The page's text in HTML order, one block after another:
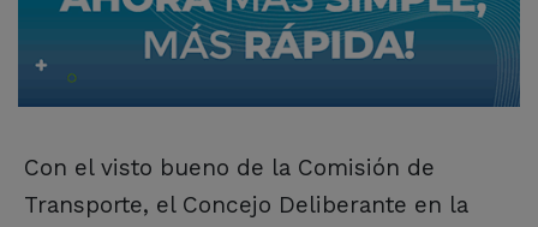
Con el visto bueno de la Comisión de
Transporte, el Concejo Deliberante en la